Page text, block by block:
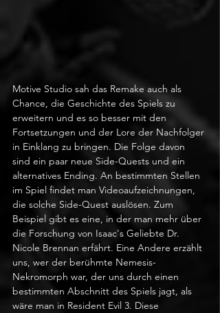
Motive Studio sah das Remake auch als
Chance, die Geschichte des Spiels zu
erweitern und es so besser mit den
Fortsetzungen und der Lore der Nachfolger
in Einklang zu bringen. Die Folge davon
sind ein paar neue Side-Quests und ein
alternatives Ending. An bestimmten Stellen
im Spiel findet man Videoaufzeichnungen,
die solche Side-Quest auslösen. Zum
Beispiel gibt es eine, in der man mehr über
die Forschung von Isaac's Geliebte Dr.
Nicole Brennan erfährt. Eine Andere erzählt
uns, wer der berühmte Nemesis-
Nekromorph war, der uns durch einen
bestimmten Abschnitt des Spiels jagt, als
wäre man in Resident Evil 3. Diese